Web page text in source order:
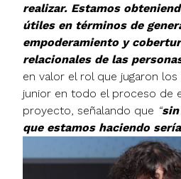
realizar. Estamos
útiles en términos de
empoderamiento y
relacionales de las
en valor el rol que jugaron
junior en todo el proceso de
proyecto, señalando que “sin
que estamos haciendo